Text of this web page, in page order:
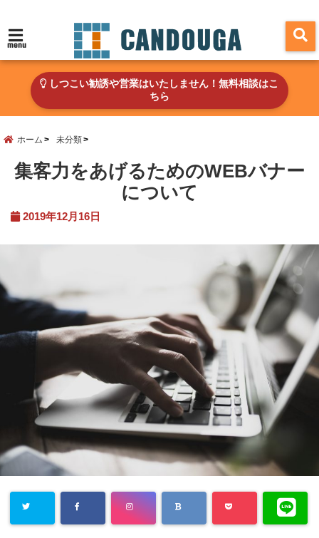
menu
しつこい勧誘や営業はいたしません！無料相談はこ
ちら
ホーム 未分類
集客力をあげるためのWEBバナー
について
2019年12月16日